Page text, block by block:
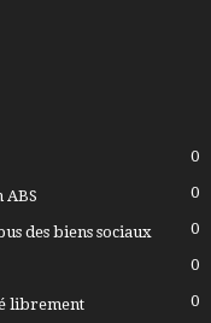
0
ABS 0
des biens sociaux 0
0
librement 0